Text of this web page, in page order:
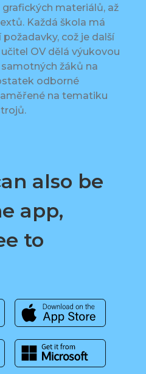
materiálů, až
Každá škola má
což je další
OV dělá výukovou
žáků na
odborné
na tematiku
also be
app,
to